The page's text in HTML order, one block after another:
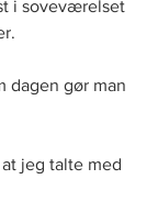
i soveværelset
dagen gør man
jeg talte med